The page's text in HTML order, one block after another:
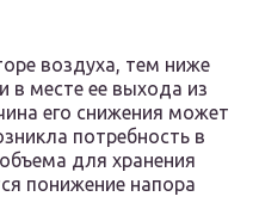
воздуха, тем ниже
в месте ее выхода из
его снижения может
потребность в
для хранения
понижение напора